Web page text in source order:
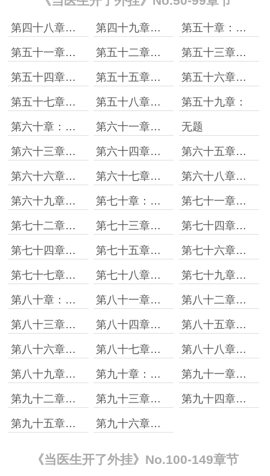
第四十八章：紧急救援活动 第四十九章：完成任务！ 第五十章：我会腹膜透析！
第五十一章：大显身手［一］ 第五十二章：大显身手［二］ 第五十三章：我会！
第五十四章：透析液的作用 第五十五章：超级技能！ 第五十六章：给编制了！
第五十七章：特训卡的威能 第五十八章：切开，差评！ 第五十九章：
第六十章：八星八钻阑尾切除术 第六十一章：投之以桃报之以李 无题
第六十三章：露一手 第六十四章：飞刀？飞刀！ 第六十五章：陈大官人不只会切阑尾
第六十六章：比赛开始 第六十七章：惊现首领怪！ 第六十八章：首领怪大爆！
第六十九章：医学不容炫技！ 第七十章：内忧外患 第七十一章：拜师任务
第七十二章：假如我老了，丑了，你还要我吗？ 第七十三章：双喜临门 第七十四章：黑色的vip
第七十四章：这么好看一姑娘，竟胡说八道！ 第七十五章：暴利行业！ 第七十六章：这就是王祖贤的眼睛？
第七十七章：双任务，无上限！ 第七十八章：我的美，只有你懂！ 第七十九章：一言不合就拿钱？
第八十章：这几个名字……好熟悉？ 第八十一章：脑子里装的啥？ 第八十二章：yy是一种能力！
第八十三章：急诊的大计划 第八十四章：陈沧的助手会是谁~？ 第八十五章：我俩成了陈沧的助手？？？
第八十六章：是病人还是讹钱的？ 第八十七章：夫妻本是同林鸟 第八十八章：师徒系统即将激活
第八十九章：胆结石！ 第九十章：有福同志要上电视了 第九十一章：堪称经典！
第九十二章：任务完成 第九十三章：段波的激将法 第九十四章：我会做！
第九十五章：石老师，您别紧张！ 第九十六章：新的构想
《当医生开了外挂》No.100-149章节